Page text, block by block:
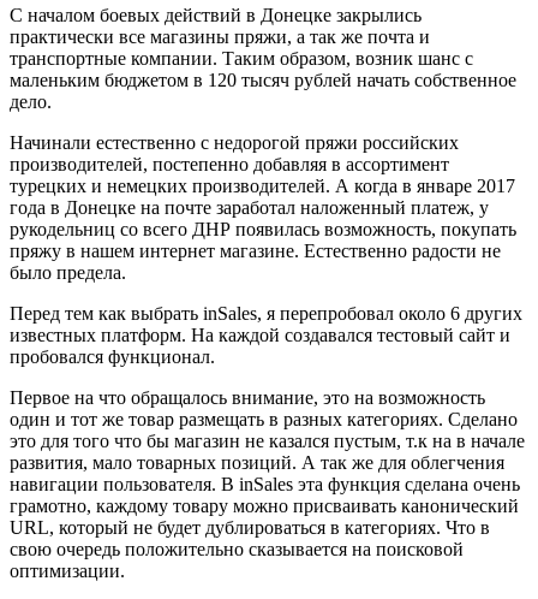
С началом боевых действий в Донецке закрылись
практически все магазины пряжи, а так же почта и
транспортные компании. Таким образом, возник шанс с
маленьким бюджетом в 120 тысяч рублей начать собственное
дело.
Начинали естественно с недорогой пряжи российских
производителей, постепенно добавляя в ассортимент
турецких и немецких производителей. А когда в январе 2017
года в Донецке на почте заработал наложенный платеж, у
рукодельниц со всего ДНР появилась возможность, покупать
пряжу в нашем интернет магазине. Естественно радости не
было предела.
Перед тем как выбрать inSales, я перепробовал около 6 других
известных платформ. На каждой создавался тестовый сайт и
пробовался функционал.
Первое на что обращалось внимание, это на возможность
один и тот же товар размещать в разных категориях. Сделано
это для того что бы магазин не казался пустым, т.к на в начале
развития, мало товарных позиций. А так же для облегчения
навигации пользователя. В inSales эта функция сделана очень
грамотно, каждому товару можно присваивать канонический
URL, который не будет дублироваться в категориях. Что в
свою очередь положительно сказывается на поисковой
оптимизации.